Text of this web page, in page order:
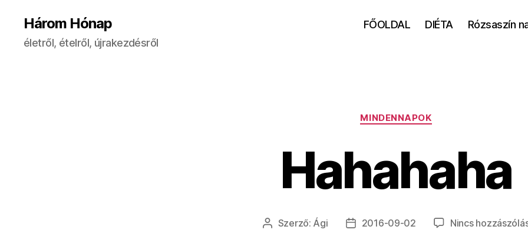
Három Hónap
életről, ételről, újrakezdésről
FŐOLDAL DIÉTA Rózsaszín
Kategóriák
MINDENNAPOK
Hahahaha
Bejegyzés
Szerző: Ági
Bejegyzés
2016-09-02 Nincs